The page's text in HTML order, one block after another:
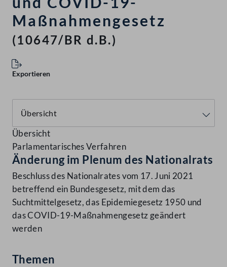
Maßnahmengesetz
(10647/BR d.B.)
Exportieren
Übersicht
Parlamentarisches Verfahren
Änderung im Plenum des Nationalrats
Beschluss des Nationalrates vom 17. Juni 2021
betreffend ein Bundesgesetz, mit dem das
Suchtmittelgesetz, das Epidemiegesetz 1950 und
das COVID-19-Maßnahmengesetz geändert
werden
Themen